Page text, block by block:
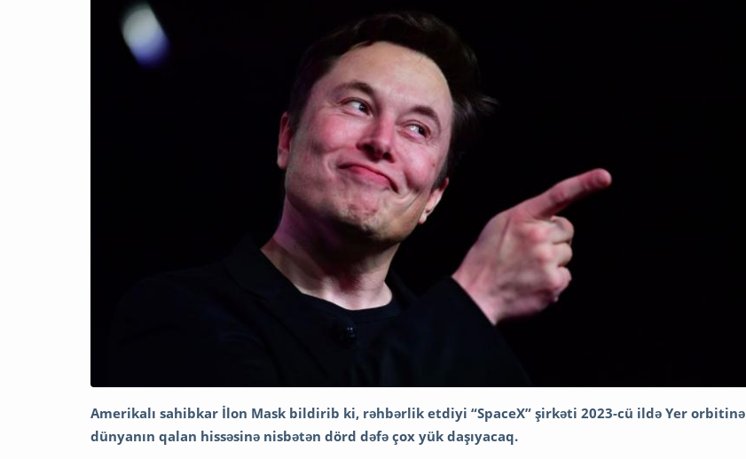
Amerikalı sahibkar İlon Mask bildirib ki, rəhbərlik etdiyi “SpaceX” şirkəti 2023-cü ildə Yer orbitinə
dünyanın qalan hissəsinə nisbətən dörd dəfə çox yük daşıyacaq.